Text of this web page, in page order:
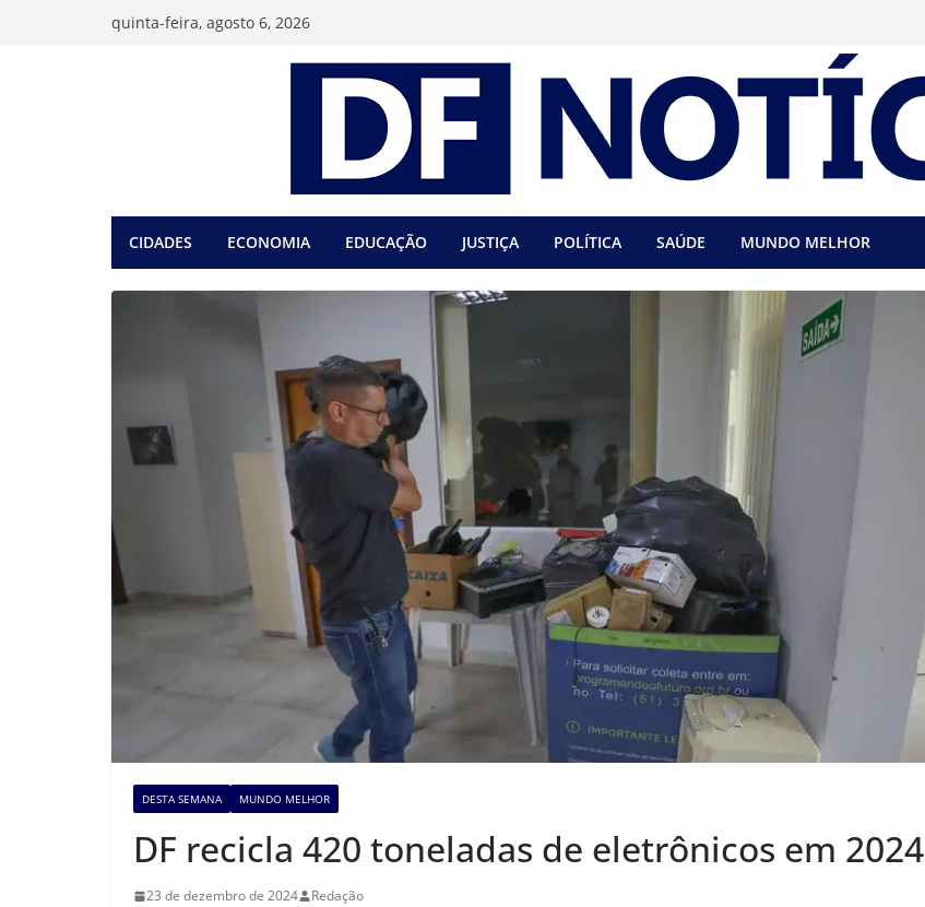
quinta-feira, agosto 6, 2026
CIDADES ECONOMIA EDUCAÇÃO JUSTIÇA POLÍTICA SAÚDE MUNDO MELHOR
DESTA SEMANA MUNDO MELHOR
DF recicla 420 toneladas de eletrônicos em 2024
23 de dezembro de 2024 Redação